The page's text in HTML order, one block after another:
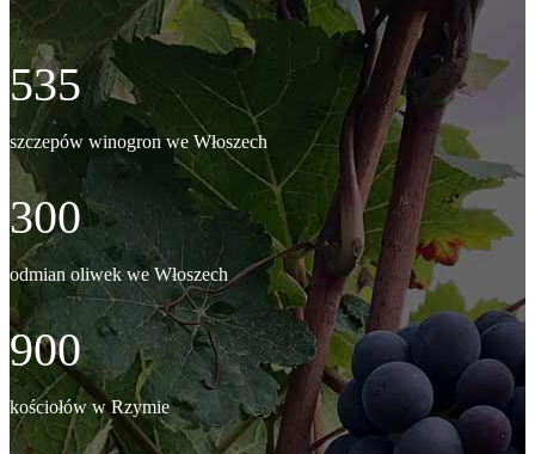
535
szczepów winogron we Włoszech
300
odmian oliwek we Włoszech
900
kościołów w Rzymie